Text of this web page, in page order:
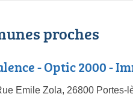
proches
- Optic 2000 -
Emile Zola, 26800 Portes-